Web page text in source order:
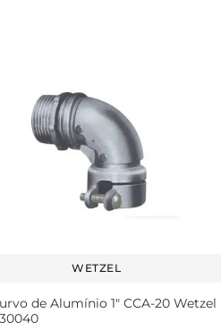
WETZEL
de Alumínio 1" CCA-20 Wetzel